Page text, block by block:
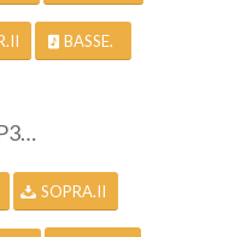
BASSE.
SOPRA.II